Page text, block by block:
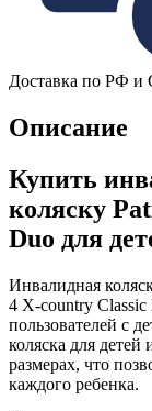
Доставка по РФ
Описание
Купить
коляску
Duo для
Инвалидная
4 X-country Classic
пользователей с
коляска для детей
размерах, что
каждого ребенка.